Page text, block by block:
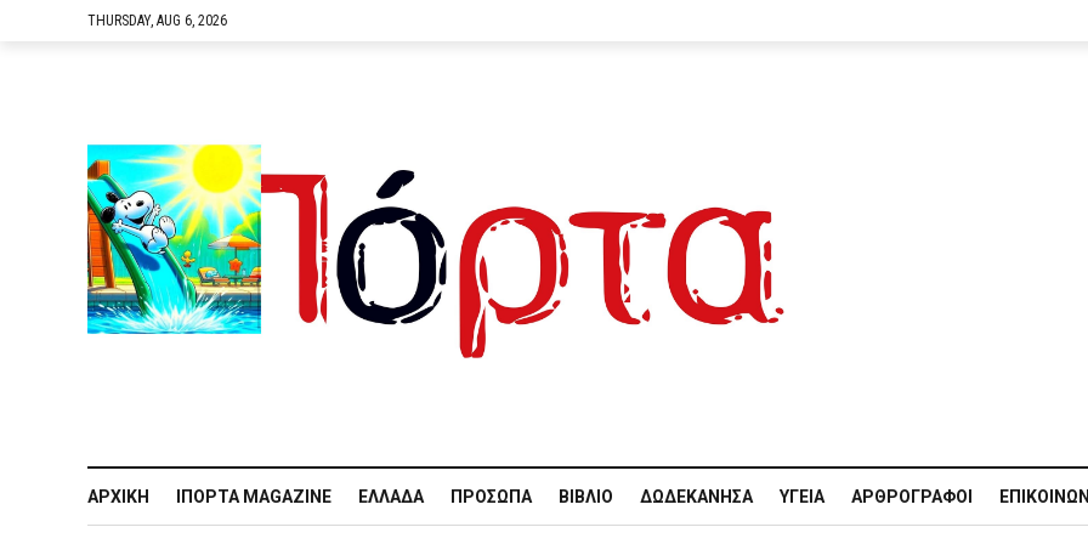
THURSDAY, AUG 6, 2026
ΑΡΧΙΚΉ IΠΌΡΤΑ MAGAZINE ΕΛΛΆΔΑ ΠΡΌΣΩΠΑ ΒΙΒΛΊΟ ΔΩΔΕΚΆΝΗΣΑ ΥΓΕΊΑ ΑΡΘΡΟΓΡΆΦΟΙ